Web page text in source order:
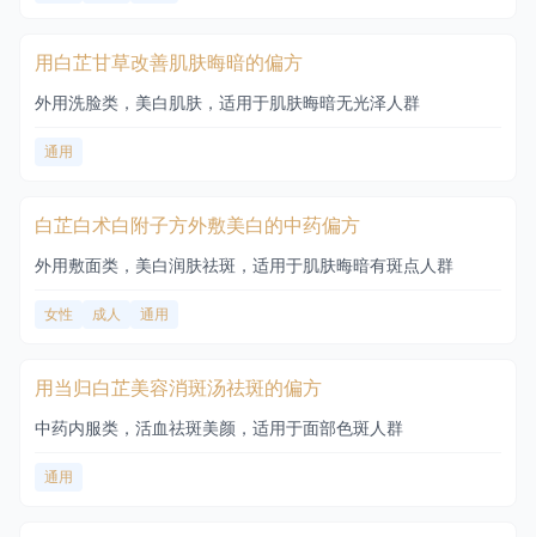
用白芷甘草改善肌肤晦暗的偏方
外用洗脸类，美白肌肤，适用于肌肤晦暗无光泽人群
通用
白芷白术白附子方外敷美白的中药偏方
外用敷面类，美白润肤祛斑，适用于肌肤晦暗有斑点人群
女性 成人 通用
用当归白芷美容消斑汤祛斑的偏方
中药内服类，活血祛斑美颜，适用于面部色斑人群
通用